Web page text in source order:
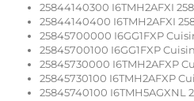
25844140300 I6TMH2AFXI
25844140400 I6TMH2AFXI
25845700000 I6GG1FXP
25845700100 I6GG1FXP
25845730000 I6TMH2AFXP
25845730100 I6TMH2AFXP
25845740100 I6TMH5AGXNL